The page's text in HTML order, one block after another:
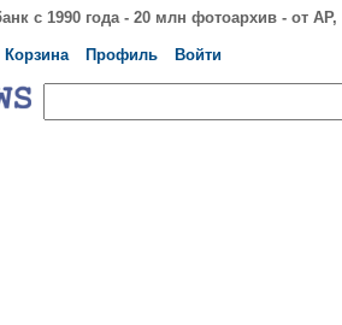
с 1990 года - 20 млн фотоархив - от
Корзина Профиль Войти